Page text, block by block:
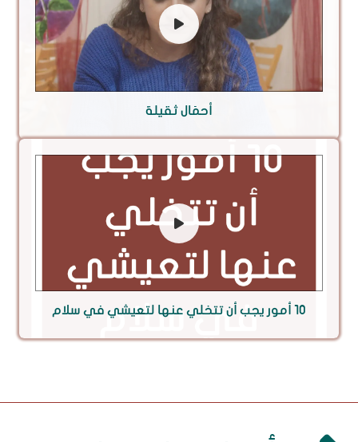
أحمَال ثقيلة
10 أمور يجب أن تتخلي عنها لتعيشي في سلام